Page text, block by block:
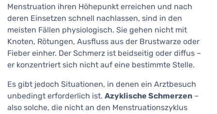
Menstruation ihren Höhepunkt erreichen und nach
deren Einsetzen schnell nachlassen, sind in den
meisten Fällen physiologisch. Sie gehen nicht mit
Knoten, Rötungen, Ausfluss aus der Brustwarze oder
Fieber einher. Der Schmerz ist beidseitig oder diffus –
er konzentriert sich nicht auf eine bestimmte Stelle.
Es gibt jedoch Situationen, in denen ein Arztbesuch
unbedingt erforderlich ist. Azyklische Schmerzen –
also solche, die nicht an den Menstruationszyklus